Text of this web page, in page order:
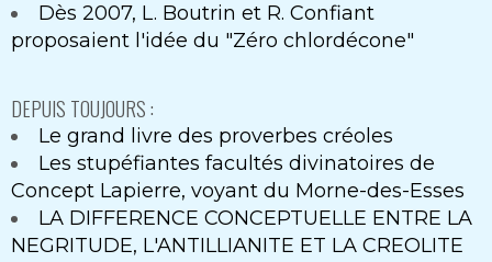
Dès 2007, L. Boutrin et R. Confiant
proposaient l'idée du "Zéro chlordécone"
DEPUIS TOUJOURS :
Le grand livre des proverbes créoles
Les stupéfiantes facultés divinatoires de
Concept Lapierre, voyant du Morne-des-Esses
LA DIFFERENCE CONCEPTUELLE ENTRE LA
NEGRITUDE, L'ANTILLIANITE ET LA CREOLITE